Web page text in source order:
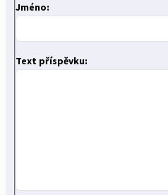
Jméno:
Text příspěvku: